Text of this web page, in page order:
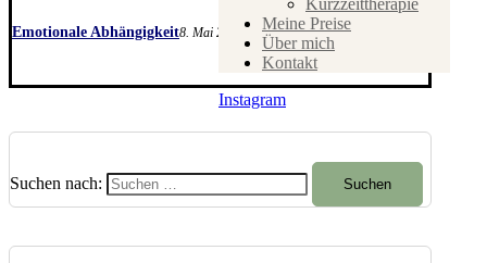
Kurzzeittherapie
Meine Preise
Über mich
Kontakt
Instagram
Emotionale Abhängigkeit8. Mai 2026
Suchen nach: